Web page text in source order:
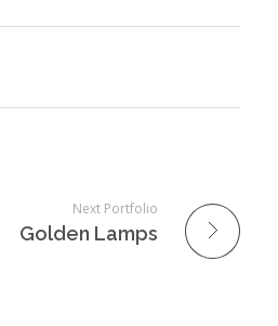
Next Portfolio
Golden Lamps